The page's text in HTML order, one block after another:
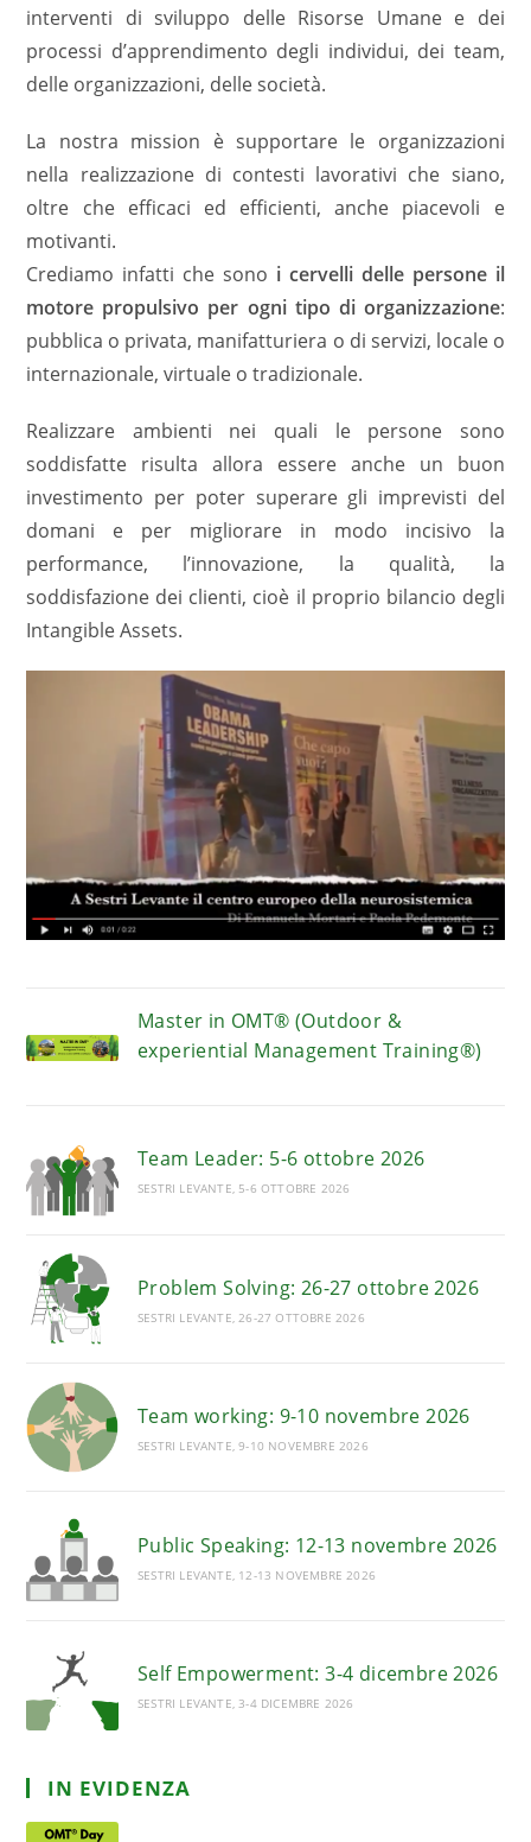
interventi di sviluppo delle Risorse Umane e dei
processi dʼapprendimento degli individui, dei team,
delle organizzazioni, delle società.
La nostra mission è supportare le organizzazioni
nella realizzazione di contesti lavorativi che siano,
oltre che efficaci ed efficienti, anche piacevoli e
motivanti.
Crediamo infatti che sono i cervelli delle persone il
motore propulsivo per ogni tipo di organizzazione:
pubblica o privata, manifatturiera o di servizi, locale o
internazionale, virtuale o tradizionale.
Realizzare ambienti nei quali le persone sono
soddisfatte risulta allora essere anche un buon
investimento per poter superare gli imprevisti del
domani e per migliorare in modo incisivo la
performance, lʼinnovazione, la qualità, la
soddisfazione dei clienti, cioè il proprio bilancio degli
Intangible Assets.
Master in OMT® (Outdoor &
experiential Management Training®)
Team Leader: 5-6 ottobre 2026
SESTRI LEVANTE, 5-6 OTTOBRE 2026
Problem Solving: 26-27 ottobre 2026
SESTRI LEVANTE, 26-27 OTTOBRE 2026
Team working: 9-10 novembre 2026
SESTRI LEVANTE, 9-10 NOVEMBRE 2026
Public Speaking: 12-13 novembre 2026
SESTRI LEVANTE, 12-13 NOVEMBRE 2026
Self Empowerment: 3-4 dicembre 2026
SESTRI LEVANTE, 3-4 DICEMBRE 2026
IN EVIDENZA